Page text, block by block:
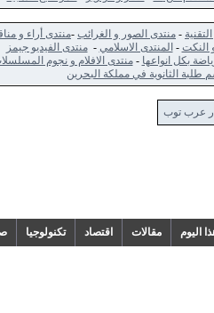
-منتدى الصور و الغرائب-منتدى أراء و مناقشات
-المنتدى الاسلامي-منتدى الفيديو جيمز
انواعها - منتدى الافلام و نجوم المسلسلات
في مملكة البحرين
توب
مقالات اقتصاد تكنولوجيا صحة